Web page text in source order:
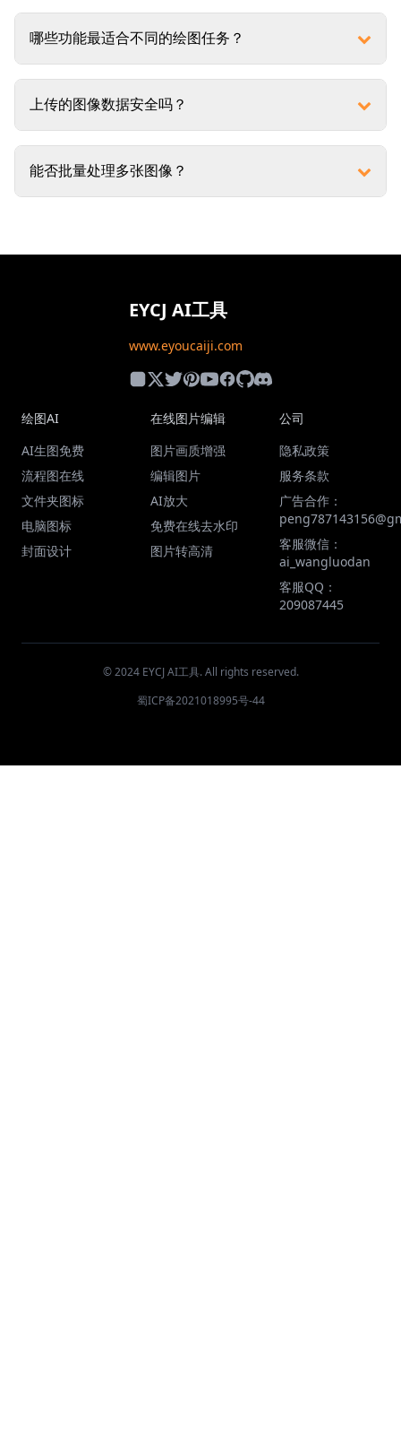
哪些功能最适合不同的绘图任务？
上传的图像数据安全吗？
能否批量处理多张图像？
EYCJ AI工具
www.eyoucaiji.com
绘图AI
AI生图免费
流程图在线
文件夹图标
电脑图标
封面设计
在线图片编辑
图片画质增强
编辑图片
AI放大
免费在线去水印
图片转高清
公司
隐私政策
服务条款
广告合作：
客服微信：
ai_wangluodan
客服QQ：
209087445
© 2024 EYCJ AI工具. All rights reserved.
蜀ICP备2021018995号-44